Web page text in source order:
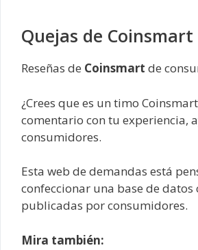
Quejas de Coinsmart
Reseñas de Coinsmart de
¿Crees que es un timo
comentario con tu experiencia,
consumidores.
Esta web de demandas está
confeccionar una base de datos
publicadas por consumidores.
Mira también: